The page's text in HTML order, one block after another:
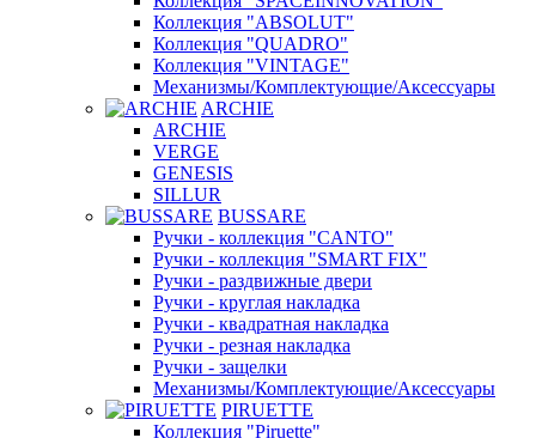
Коллекция "ABSOLUT"
Коллекция "QUADRO"
Коллекция "VINTAGE"
Механизмы/Комплектующие/Аксессуары
ARCHIE
ARCHIE
VERGE
GENESIS
SILLUR
BUSSARE
Ручки - коллекция "CANTO"
Ручки - коллекция "SMART FIX"
Ручки - раздвижные двери
Ручки - круглая накладка
Ручки - квадратная накладка
Ручки - резная накладка
Ручки - защелки
Механизмы/Комплектующие/Аксессуары
PIRUETTE
Коллекция "Piruette"